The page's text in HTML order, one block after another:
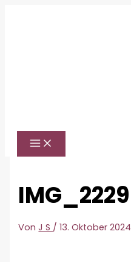
IMG_2229
VonJ S /13. Oktober 2024